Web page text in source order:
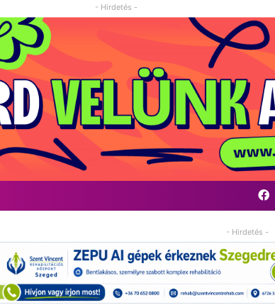
- Hirdetés -
- Hirdetés -